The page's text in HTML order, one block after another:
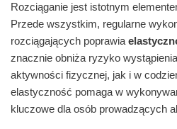
Rozciąganie jest istotnym
Przede wszystkim, regularne
rozciągających poprawia
znacznie obniża ryzyko
aktywności fizycznej, jak i w
elastyczność pomaga w
kluczowe dla osób prowadzących